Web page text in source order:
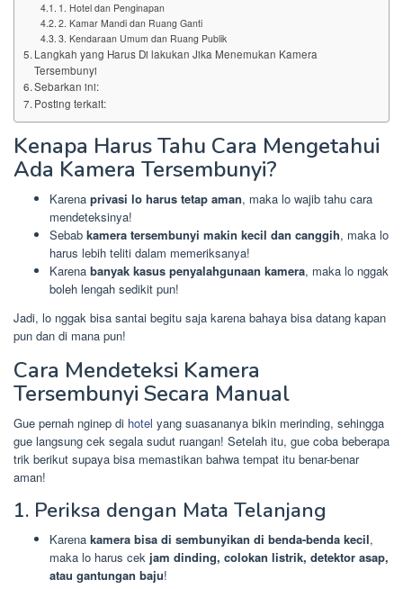
1. Hotel dan Penginapan
2. Kamar Mandi dan Ruang Ganti
3. Kendaraan Umum dan Ruang Publik
Langkah yang Harus Di lakukan Jika Menemukan Kamera
Tersembunyi
Sebarkan ini:
Posting terkait:
Kenapa Harus Tahu Cara Mengetahui
Ada Kamera Tersembunyi?
Karena privasi lo harus tetap aman, maka lo wajib tahu cara
mendeteksinya!
Sebab kamera tersembunyi makin kecil dan canggih, maka lo
harus lebih teliti dalam memeriksanya!
Karena banyak kasus penyalahgunaan kamera, maka lo nggak
boleh lengah sedikit pun!
Jadi, lo nggak bisa santai begitu saja karena bahaya bisa datang kapan
pun dan di mana pun!
Cara Mendeteksi Kamera
Tersembunyi Secara Manual
Gue pernah nginep di hotel yang suasananya bikin merinding, sehingga
gue langsung cek segala sudut ruangan! Setelah itu, gue coba beberapa
trik berikut supaya bisa memastikan bahwa tempat itu benar-benar
aman!
1. Periksa dengan Mata Telanjang
Karena kamera bisa di sembunyikan di benda-benda kecil,
maka lo harus cek jam dinding, colokan listrik, detektor asap,
atau gantungan baju!